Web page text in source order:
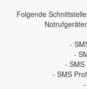
Folgende
-
-
- SMS
- SMS